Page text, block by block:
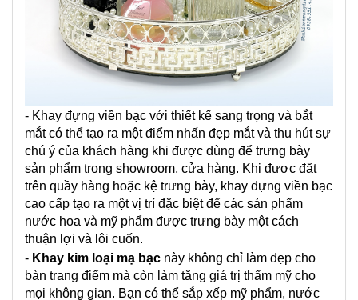
- Khay đựng viền bạc với thiết kế sang trọng và bắt
mắt có thể tạo ra một điểm nhấn đẹp mắt và thu hút sự
chú ý của khách hàng khi được dùng để trưng bày
sản phẩm trong showroom, cửa hàng. Khi được đặt
trên quầy hàng hoặc kệ trưng bày, khay đựng viền bạc
cao cấp tạo ra một vị trí đặc biệt để các sản phẩm
nước hoa và mỹ phẩm được trưng bày một cách
thuận lợi và lôi cuốn.
- Khay kim loại mạ bạc này không chỉ làm đẹp cho
bàn trang điểm mà còn làm tăng giá trị thẩm mỹ cho
mọi không gian. Bạn có thể sắp xếp mỹ phẩm, nước